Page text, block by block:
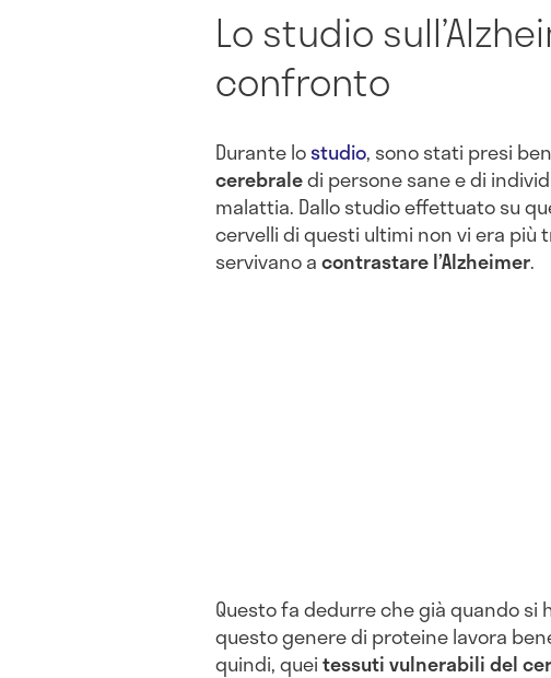
Lo studio
confronto
Durante lostudio, sono stati presi
cerebraledi persone sane e di
malattia. Dallo studio effettuato su
cervelli di questi ultimi non vi era più
servivano acontrastare l’Alzheimer.
Questo fa dedurre che già quando si
questo genere di proteine lavora
quindi, queitessuti vulnerabili del